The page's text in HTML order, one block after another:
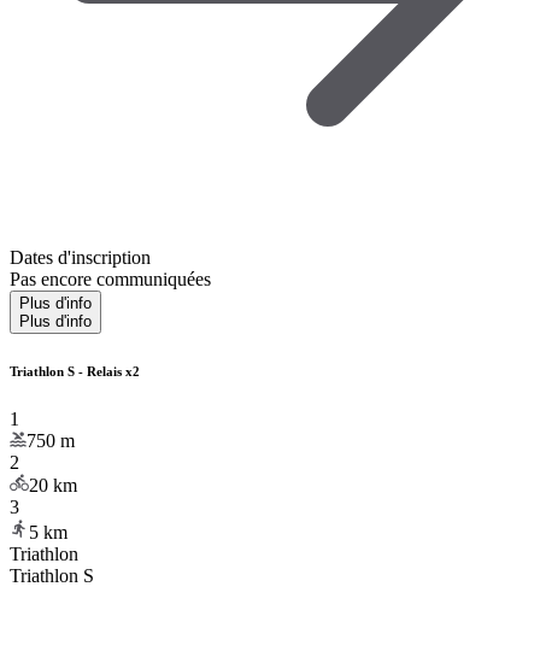
Dates d'inscription
Pas encore communiquées
Plus d'info
Plus d'info
Triathlon S - Relais x2
1
750 m
2
20 km
3
5 km
Triathlon
Triathlon S